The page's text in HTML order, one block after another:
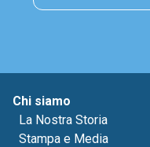
Chi siamo
La Nostra Storia
Stampa e Media